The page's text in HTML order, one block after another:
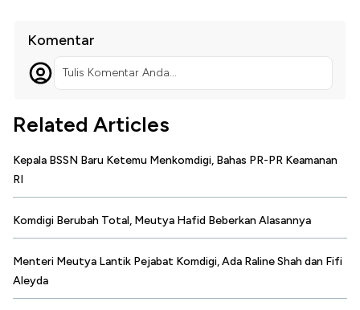
Komentar
Tulis Komentar Anda...
Related Articles
Kepala BSSN Baru Ketemu Menkomdigi, Bahas PR-PR Keamanan
RI
Komdigi Berubah Total, Meutya Hafid Beberkan Alasannya
Menteri Meutya Lantik Pejabat Komdigi, Ada Raline Shah dan Fifi
Aleyda